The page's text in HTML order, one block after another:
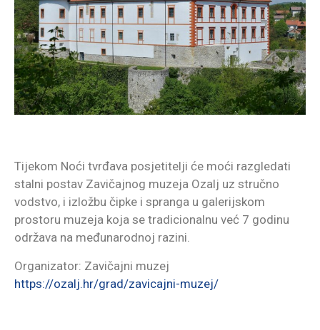
Tijekom Noći tvrđava posjetitelji će moći razgledati
stalni postav Zavičajnog muzeja Ozalj uz stručno
vodstvo, i izložbu čipke i spranga u galerijskom
prostoru muzeja koja se tradicionalnu već 7 godinu
održava na međunarodnoj razini.
Organizator: Zavičajni muzej
https://ozalj.hr/grad/zavicajni-muzej/